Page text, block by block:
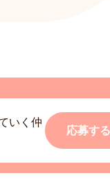
いく仲
応募する